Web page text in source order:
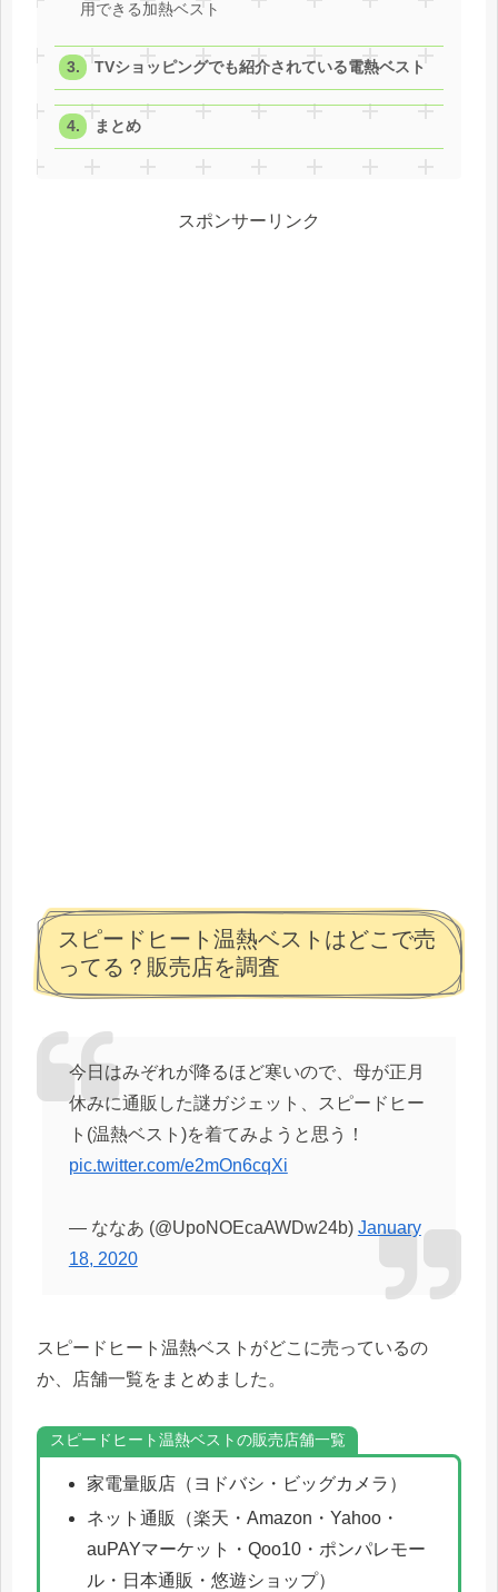
用できる加熱ベスト
TVショッピングでも紹介されている電熱ベスト
まとめ
スポンサーリンク
スピードヒート温熱ベストはどこで売
ってる？販売店を調査
今日はみぞれが降るほど寒いので、母が正月
休みに通販した謎ガジェット、スピードヒー
ト(温熱ベスト)を着てみようと思う！
pic.twitter.com/e2mOn6cqXi
— ななあ (@UpoNOEcaAWDw24b) January
18, 2020
スピードヒート温熱ベストがどこに売っているの
か、店舗一覧をまとめました。
スピードヒート温熱ベストの販売店舗一覧
家電量販店（ヨドバシ・ビッグカメラ）
ネット通販（楽天・Amazon・Yahoo・
auPAYマーケット・Qoo10・ポンパレモー
ル・日本通販・悠遊ショップ）